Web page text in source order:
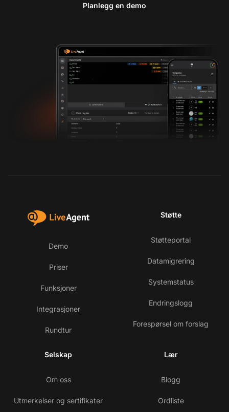
Planlegg en demo
Demo
Priser
Funksjoner
Integrasjoner
Rundtur
Støtte
Støtteportal
Datamigrering
Systemstatus
Endringslogg
Forespørsel om forslag
Selskap
Om oss
Utmerkelser og sertifikater
Lær
Blogg
Ordliste